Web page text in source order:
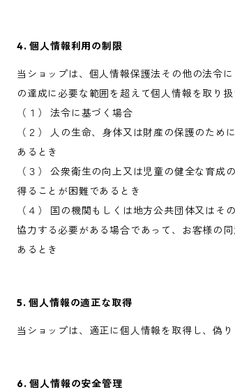
4. 個人情報利用の制限
当ショップは、個人情報保護法その他の法令
の達成に必要な範囲を超えて個人情報を取り
（１） 法令に基づく場合
（２） 人の生命、身体又は財産の保護のた
あるとき
（３） 公衆衛生の向上又は児童の健全な育
得ることが困難であるとき
（４） 国の機関もしくは地方公共団体又は
協力する必要がある場合であって、お客様の
あるとき
5. 個人情報の適正な取得
当ショップは、適正に個人情報を取得し、偽
6. 個人情報の安全管理